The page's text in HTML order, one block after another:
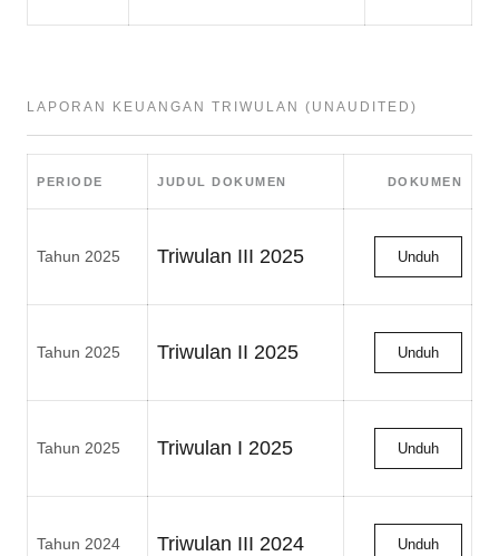
LAPORAN KEUANGAN TRIWULAN (UNAUDITED)
PERIODE JUDUL DOKUMEN DOKUMEN
Tahun 2025 Triwulan III 2025 Unduh
Tahun 2025 Triwulan II 2025 Unduh
Tahun 2025 Triwulan I 2025 Unduh
Tahun 2024 Triwulan III 2024 Unduh